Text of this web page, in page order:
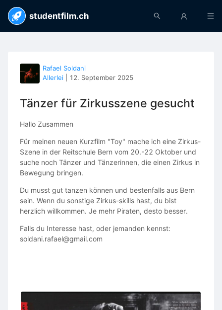
studentfilm.ch
Rafael Soldani
Allerlei
12. September 2025
Tänzer für Zirkusszene gesucht
Hallo Zusammen
Für meinen neuen Kurzfilm "Toy" mache ich eine Zirkus-
Szene in der Reitschule Bern vom 20.-22 Oktober und
suche noch Tänzer und Tänzerinnen, die einen Zirkus in
Bewegung bringen.
Du musst gut tanzen können und bestenfalls aus Bern
sein. Wenn du sonstige Zirkus-skills hast, du bist
herzlich willkommen. Je mehr Piraten, desto besser.
Falls du Interesse hast, oder jemanden kennst:
soldani.rafael@gmail.com